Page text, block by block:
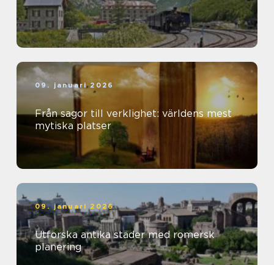
09. januari 2026
Från sagor till verklighet: världens mest
mytiska platser
09. januari 2026
Utforska antika städer med romersk
planering